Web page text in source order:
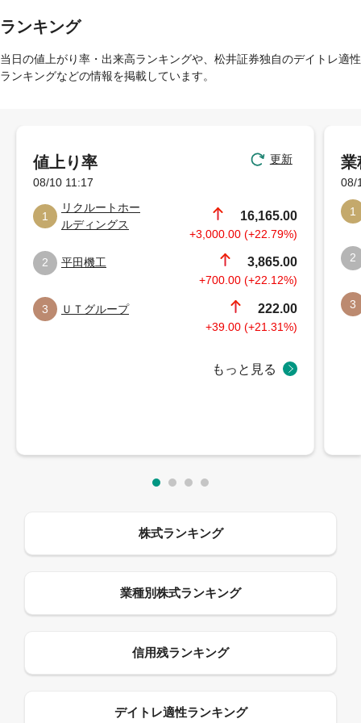
ランキング
当日の値上がり率・出来高ランキングや、松井証券独自のデイトレ適性
ランキングなどの情報を掲載しています。